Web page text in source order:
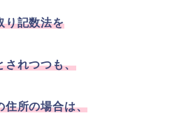
り記数法を
されつつも、
住所の場合は、